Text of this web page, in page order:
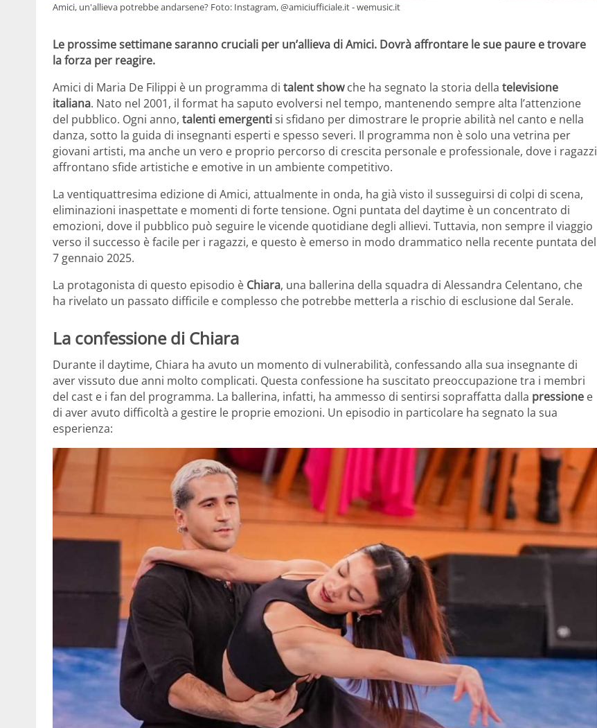
Amici, un'allieva potrebbe andarsene? Foto: Instagram, @amiciufficiale.it - wemusic.it
Le prossime settimane saranno cruciali per un’allieva di Amici. Dovrà affrontare le sue paure e trovare
la forza per reagire.
Amici di Maria De Filippi è un programma di talent showche ha segnato la storia della televisione
italiana. Nato nel 2001, il format ha saputo evolversi nel tempo, mantenendo sempre alta l’attenzione
del pubblico. Ogni anno, talenti emergentisi sfidano per dimostrare le proprie abilità nel canto e nella
danza, sotto la guida di insegnanti esperti e spesso severi. Il programma non è solo una vetrina per
giovani artisti, ma anche un vero e proprio percorso di crescita personale e professionale, dove i ragazzi
affrontano sfide artistiche e emotive in un ambiente competitivo.
La ventiquattresima edizione di Amici, attualmente in onda, ha già visto il susseguirsi di colpi di scena,
eliminazioni inaspettate e momenti di forte tensione. Ogni puntata del daytime è un concentrato di
emozioni, dove il pubblico può seguire le vicende quotidiane degli allievi. Tuttavia, non sempre il viaggio
verso il successo è facile per i ragazzi, e questo è emerso in modo drammatico nella recente puntata del
7 gennaio 2025.
La protagonista di questo episodio è Chiara, una ballerina della squadra di Alessandra Celentano, che
ha rivelato un passato difficile e complesso che potrebbe metterla a rischio di esclusione dal Serale.
La confessione di Chiara
Durante il daytime, Chiara ha avuto un momento di vulnerabilità, confessando alla sua insegnante di
aver vissuto due anni molto complicati. Questa confessione ha suscitato preoccupazione tra i membri
del cast e i fan del programma. La ballerina, infatti, ha ammesso di sentirsi sopraffatta dalla pressione e
di aver avuto difficoltà a gestire le proprie emozioni. Un episodio in particolare ha segnato la sua
esperienza: